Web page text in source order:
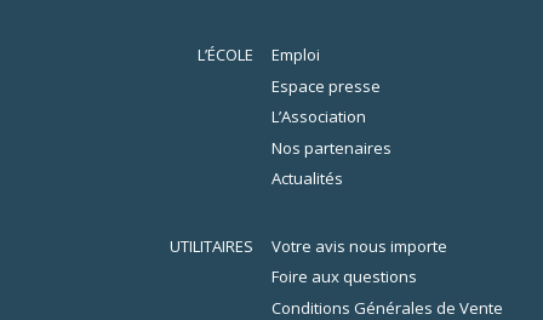
L’ÉCOLE
Emploi
Espace presse
L’Association
Nos partenaires
Actualités
UTILITAIRES
Votre avis nous importe
Foire aux questions
Conditions Générales de Vente